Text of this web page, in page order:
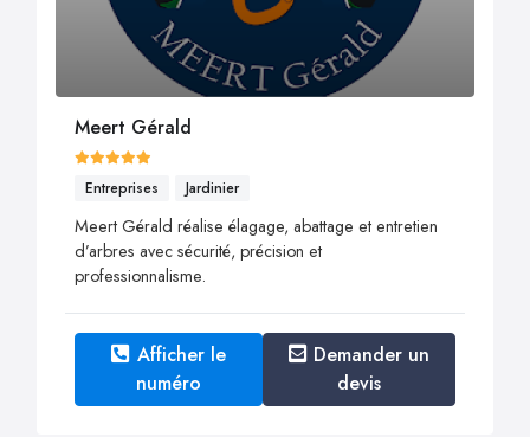
Meert Gérald
Entreprises Jardinier
Meert Gérald réalise élagage, abattage et entretien
d’arbres avec sécurité, précision et
professionnalisme.
Afficher le
numéro
Demander un
devis